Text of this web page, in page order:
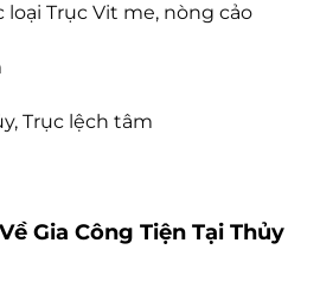
loại Trục Vit me, nòng cảo
Trục lệch tâm
Gia Công Tiện Tại Thủy